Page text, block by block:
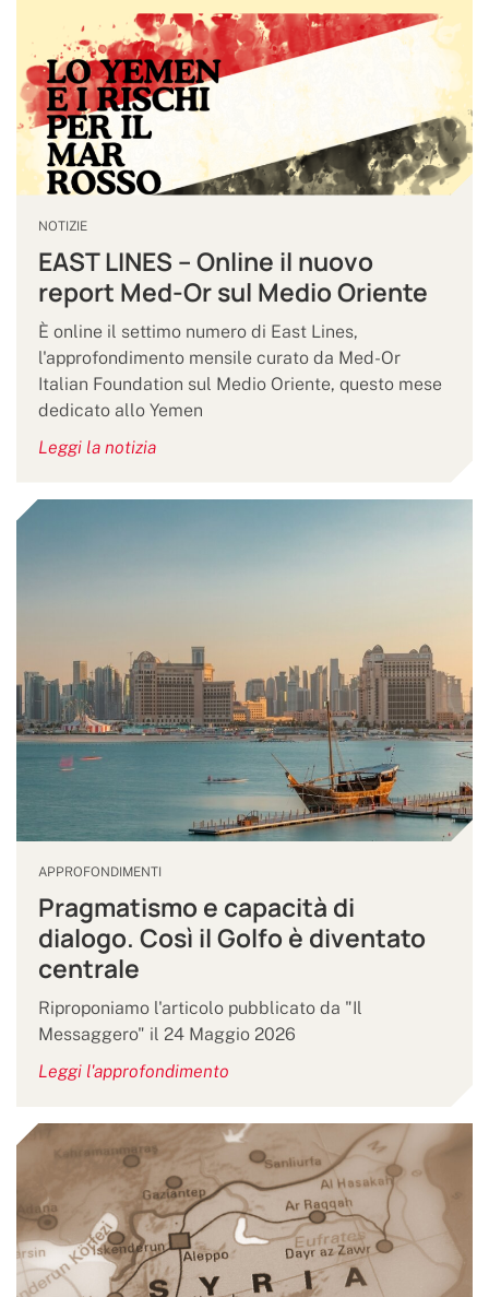
NOTIZIE
EAST LINES – Online il nuovo
report Med-Or sul Medio Oriente
È online il settimo numero di East Lines,
l'approfondimento mensile curato da Med-Or
Italian Foundation sul Medio Oriente, questo mese
dedicato allo Yemen
Leggi la notizia
APPROFONDIMENTI
Pragmatismo e capacità di
dialogo. Così il Golfo è diventato
centrale
Riproponiamo l'articolo pubblicato da "Il
Messaggero" il 24 Maggio 2026
Leggi l'approfondimento